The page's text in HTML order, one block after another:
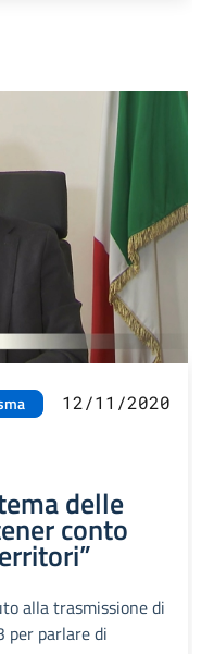
12/11/2020
delle
conto
alla trasmissione di
per parlare di